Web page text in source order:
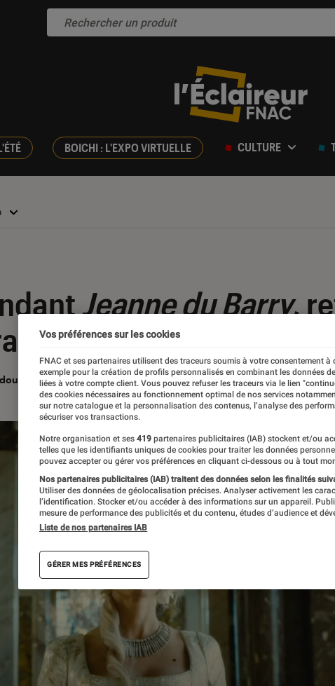
BOICHI : L'EXPO VIRTUELLE CULTURE
Jeanne du Barry,
de Maïwenn
Lebigre
Vos préférences sur les cookies
FNAC et ses partenaires utilisent des traceurs soumis à votre consentement
exemple pour la création de profils personnalisés en combinant les données
liées à votre compte client. Vous pouvez refuser les traceurs via le lien
des cookies nécessaires au fonctionnement optimal de nos services
sur notre catalogue et la personnalisation des contenus, l’analyse des
sécuriser vos transactions.
Notre organisation et ses 419 partenaires publicitaires (IAB) stockent et/ou
telles que les identifiants uniques de cookies pour traiter les données
pouvez accepter ou gérer vos préférences en cliquant ci-dessous ou à tout
Nos partenaires publicitaires (IAB) traitent des données selon les finalités
Utiliser des données de géolocalisation précises. Analyser activement les
l’identification. Stocker et/ou accéder à des informations sur un appareil.
mesure de performance des publicités et du contenu, études d’audience et
Liste de nos partenaires IAB
GÉRER MES PRÉFÉRENCES